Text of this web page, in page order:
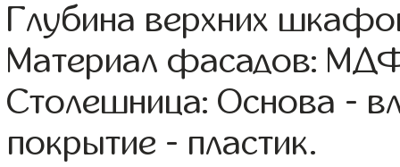
Глубина верхних
Материал фасадов:
Столешница: Основа -
покрытие - пластик.